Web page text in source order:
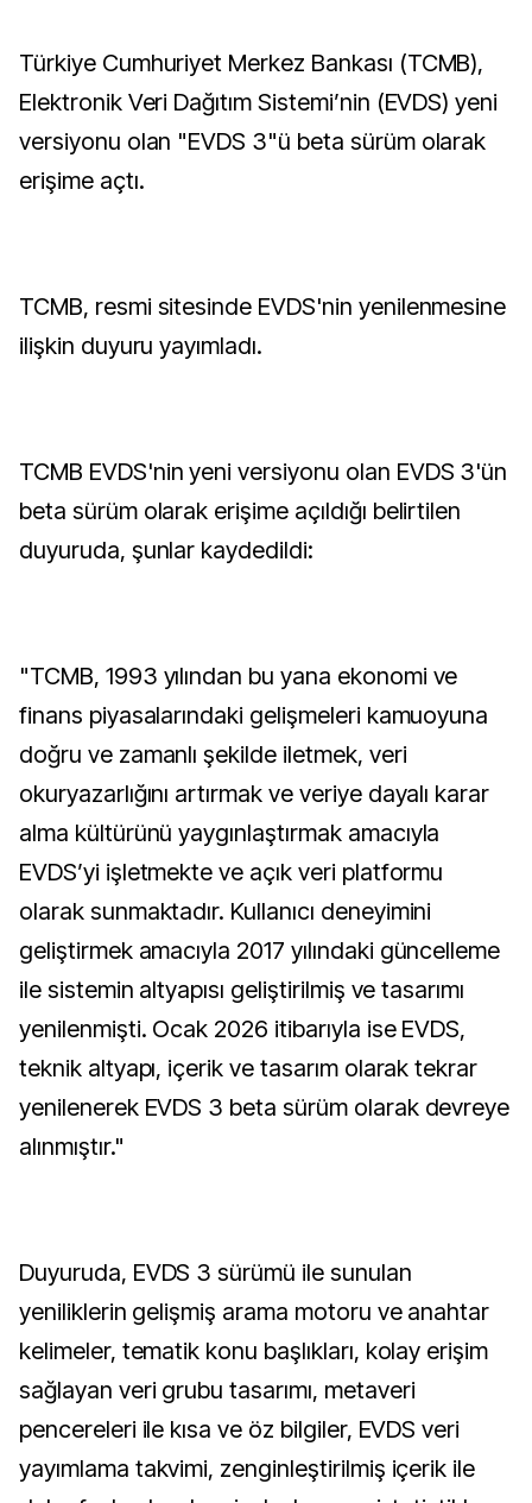
Türkiye Cumhuriyet Merkez Bankası (TCMB),
Elektronik Veri Dağıtım Sistemi’nin (EVDS) yeni
versiyonu olan "EVDS 3"ü beta sürüm olarak
erişime açtı.
TCMB, resmi sitesinde EVDS'nin yenilenmesine
ilişkin duyuru yayımladı.
TCMB EVDS'nin yeni versiyonu olan EVDS 3'ün
beta sürüm olarak erişime açıldığı belirtilen
duyuruda, şunlar kaydedildi:
"TCMB, 1993 yılından bu yana ekonomi ve
finans piyasalarındaki gelişmeleri kamuoyuna
doğru ve zamanlı şekilde iletmek, veri
okuryazarlığını artırmak ve veriye dayalı karar
alma kültürünü yaygınlaştırmak amacıyla
EVDS’yi işletmekte ve açık veri platformu
olarak sunmaktadır. Kullanıcı deneyimini
geliştirmek amacıyla 2017 yılındaki güncelleme
ile sistemin altyapısı geliştirilmiş ve tasarımı
yenilenmişti. Ocak 2026 itibarıyla ise EVDS,
teknik altyapı, içerik ve tasarım olarak tekrar
yenilenerek EVDS 3 beta sürüm olarak devreye
alınmıştır."
Duyuruda, EVDS 3 sürümü ile sunulan
yeniliklerin gelişmiş arama motoru ve anahtar
kelimeler, tematik konu başlıkları, kolay erişim
sağlayan veri grubu tasarımı, metaveri
pencereleri ile kısa ve öz bilgiler, EVDS veri
yayımlama takvimi, zenginleştirilmiş içerik ile